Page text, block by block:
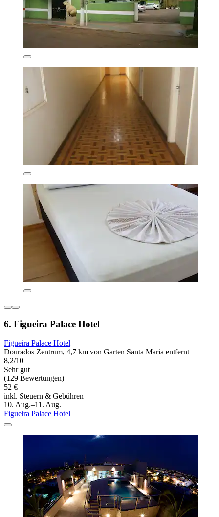
6. Figueira Palace Hotel
Figueira Palace Hotel
Dourados Zentrum, 4,7 km von Garten Santa Maria entfernt
8,2/10
Sehr gut
(129 Bewertungen)
52 €
inkl. Steuern & Gebühren
10. Aug.–11. Aug.
Figueira Palace Hotel